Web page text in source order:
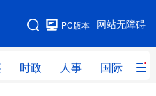
网站无障碍
PC版本
时政 人事 国际 财
图